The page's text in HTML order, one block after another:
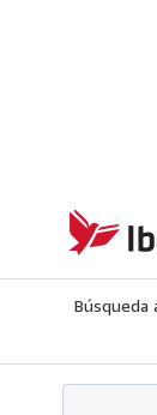
IberLibro.com
Búsqueda